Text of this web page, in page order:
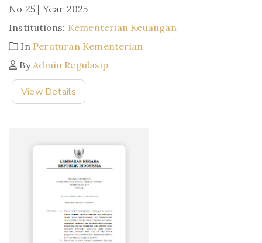
No 25 | Year 2025
Institutions: Kementerian Keuangan
In Peraturan Kementerian
ByAdmin Regulasip
View Details